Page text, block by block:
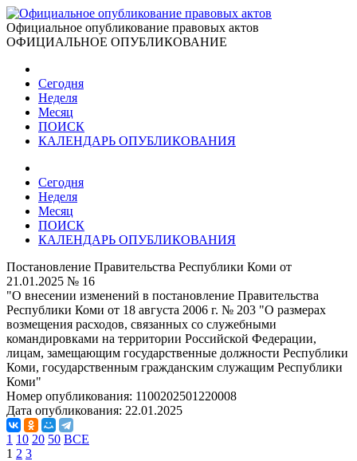
Официальное опубликование правовых актов
ОФИЦИАЛЬНОЕ ОПУБЛИКОВАНИЕ
Сегодня
Неделя
Месяц
ПОИСК
КАЛЕНДАРЬ ОПУБЛИКОВАНИЯ
Сегодня
Неделя
Месяц
ПОИСК
КАЛЕНДАРЬ ОПУБЛИКОВАНИЯ
Постановление Правительства Республики Коми от
21.01.2025 № 16
"О внесении изменений в постановление Правительства
Республики Коми от 18 августа 2006 г. № 203 "О размерах
возмещения расходов, связанных со служебными
командировками на территории Российской Федерации,
лицам, замещающим государственные должности Республики
Коми, государственным гражданским служащим Республики
Коми"
Номер опубликования: 1100202501220008
Дата опубликования: 22.01.2025
1 10 20 50 ВСЕ
1 2 3